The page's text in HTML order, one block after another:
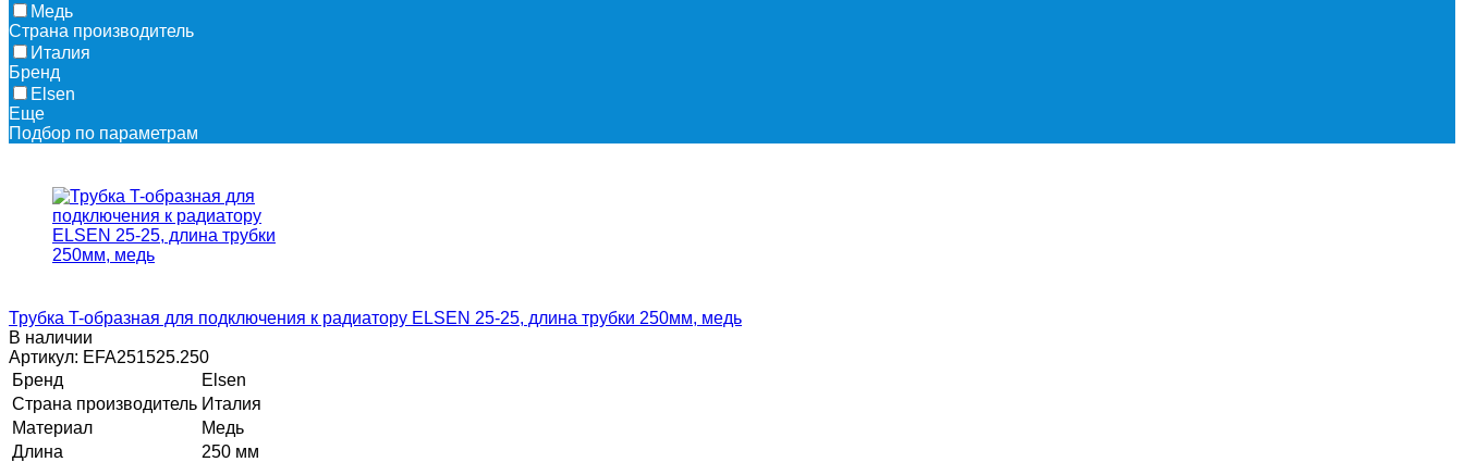
Медь
Страна производитель
Италия
Бренд
Elsen
Еще
Подбор по параметрам
Трубка T-образная для подключения к радиатору ELSEN 25-25, длина трубки 250мм, медь
В наличии
Артикул: EFA251525.250
Бренд
Elsen
Страна производитель Италия
Материал
Медь
Длина
250 мм